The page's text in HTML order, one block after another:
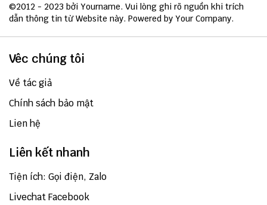
©2012 - 2023 bởi Yourname. Vui lòng ghi rõ nguồn khi trích
dẫn thông tin từ Website này. Powered by Your Company.
Vêc chúng tôi
Về tác giả
Chính sách bảo mật
Lien hệ
Liên kết nhanh
Tiện ích: Gọi điện, Zalo
Livechat Facebook